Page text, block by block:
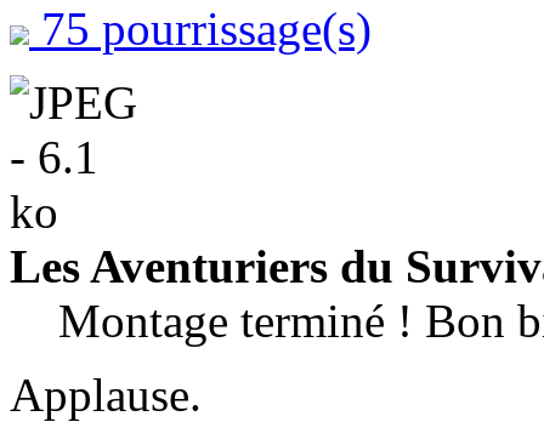
75 pourrissage(s)
Les Aventuriers du
Montage terminé ! Bon
Applause.